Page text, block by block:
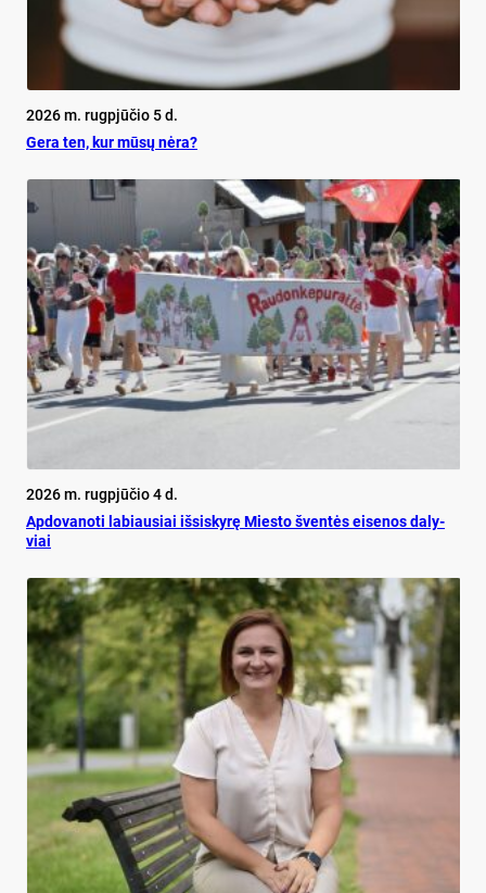
2026 m. rugpjūčio 5 d.
Ge­ra ten, kur mū­sų nė­ra?
2026 m. rugpjūčio 4 d.
Ap­do­va­no­ti la­biau­siai iš­si­sky­rę Mies­to šven­tės ei­se­nos da­ly­
viai